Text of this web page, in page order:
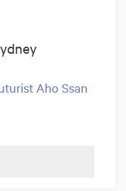
Aho Ssan